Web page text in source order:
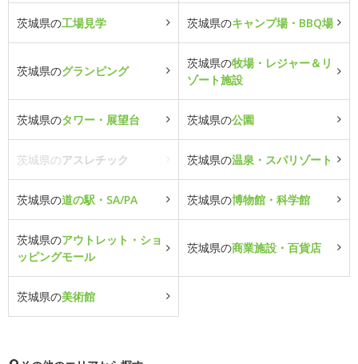
茨城県の工場見学 茨城県のキャンプ場・BBQ場
茨城県のグランピング
茨城県の牧場・レジャー＆リ
ゾート施設
茨城県のタワー・展望台 茨城県の公園
茨城県のアスレチック 茨城県の温泉・スパリゾート
茨城県の道の駅・SA/PA 茨城県の博物館・科学館
茨城県のアウトレット・ショ
ッピングモール
茨城県の商業施設・百貨店
茨城県の美術館